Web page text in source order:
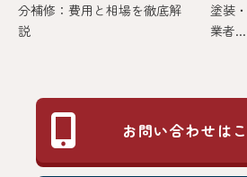
分補修：費用と相場を徹底解
説
塗装
業者...
お問い合わせは